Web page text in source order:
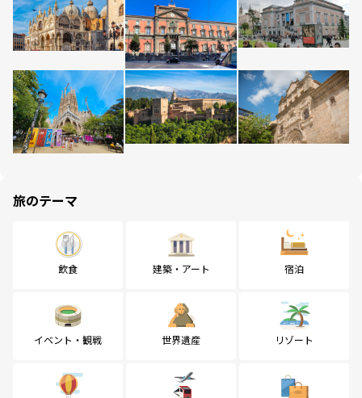
旅のテーマ
飲食 建築・アート 宿泊
イベント・観戦 世界遺産 リゾート